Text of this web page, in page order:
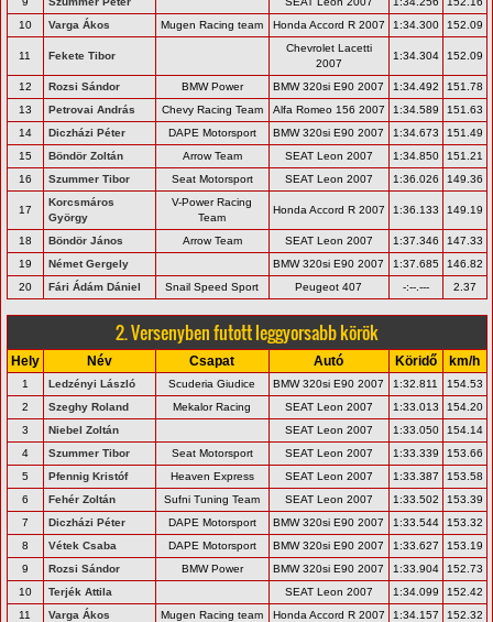
10
Varga Ákos Mugen Racing team Honda Accord R 2007 1:34.300 152.09
11 Fekete Tibor
Chevrolet Lacetti
2007
1:34.304 152.09
12 Rozsi Sándor BMW Power BMW 320si E90 2007 1:34.492
151.78
13
Petrovai András Chevy Racing Team Alfa Romeo 156 2007 1:34.589
151.63
14
Diczházi Péter DAPE Motorsport BMW 320si E90 2007 1:34.673
151.49
15
Böndör Zoltán Arrow Team SEAT Leon 2007 1:34.850
151.21
16
Szummer Tibor Seat Motorsport SEAT Leon 2007 1:36.026 149.36
17
Korcsmáros
György
V-Power Racing
Team
Honda Accord R 2007 1:36.133 149.19
18 Böndör János Arrow Team SEAT Leon 2007 1:37.346
147.33
19
Német Gergely BMW 320si E90 2007 1:37.685
146.82
20
Fári Ádám Dániel Snail Speed Sport Peugeot 407 -:--.--- 2.37
2. Versenyben futott leggyorsabb körök
Hely Név Csapat Autó Köridő km/h
1 Ledzényi László Scuderia Giudice BMW 320si E90 2007 1:32.811
154.53
2
Szeghy Roland Mekalor Racing SEAT Leon 2007 1:33.013
154.20
3
Niebel Zoltán SEAT Leon 2007 1:33.050
154.14
4
Szummer Tibor Seat Motorsport SEAT Leon 2007 1:33.339
153.66
5
Pfennig Kristóf Heaven Express SEAT Leon 2007 1:33.387
153.58
6
Fehér Zoltán Sufni Tuning Team SEAT Leon 2007 1:33.502
153.39
7
Diczházi Péter DAPE Motorsport BMW 320si E90 2007 1:33.544
153.32
8
Vétek Csaba DAPE Motorsport BMW 320si E90 2007 1:33.627
153.19
9
Rozsi Sándor BMW Power BMW 320si E90 2007 1:33.904
152.73
10
Terjék Attila SEAT Leon 2007 1:34.099
152.42
11
Varga Ákos Mugen Racing team Honda Accord R 2007 1:34.157
152.32